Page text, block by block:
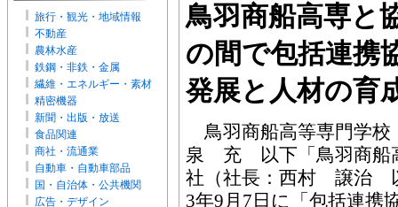
旅行・観光・地域情報
不動産
農林水産
鉄鋼・非鉄・金属
繊維・エネルギー・素材
精密機器
新聞・出版・放送
食品関連
商社・流通業
自動車・自動車部品
国・自治体・公共機関
広告・デザイン
鳥羽商船高専と
の間で包括連携
発展と人材の育
鳥羽商船高等専門学
泉 充 以下「鳥羽商船
社（社長：西村 譲治
3年9月7日に「包括連携